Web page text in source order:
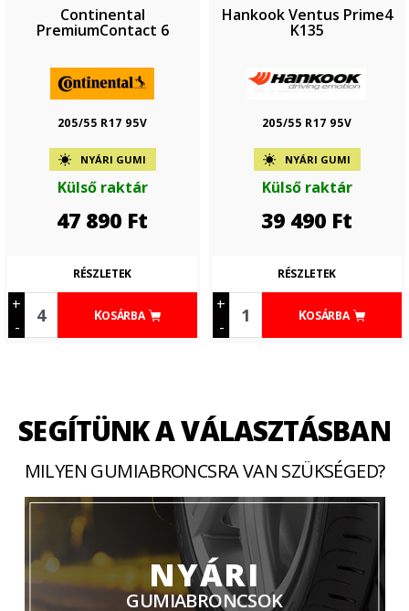
Continental
PremiumContact 6
205/55 R17 95V
NYÁRI GUMI
Külső raktár
47 890 Ft
+
-
KOSÁRBA
RÉSZLETEK
Hankook Ventus Prime4
K135
205/55 R17 95V
NYÁRI GUMI
Külső raktár
39 490 Ft
+
-
KOSÁRBA
RÉSZLETEK
SEGÍTÜNK A VÁLASZTÁSBAN
MILYEN GUMIABRONCSRA VAN SZÜKSÉGED?
NYÁRI
GUMIABRONCSOK